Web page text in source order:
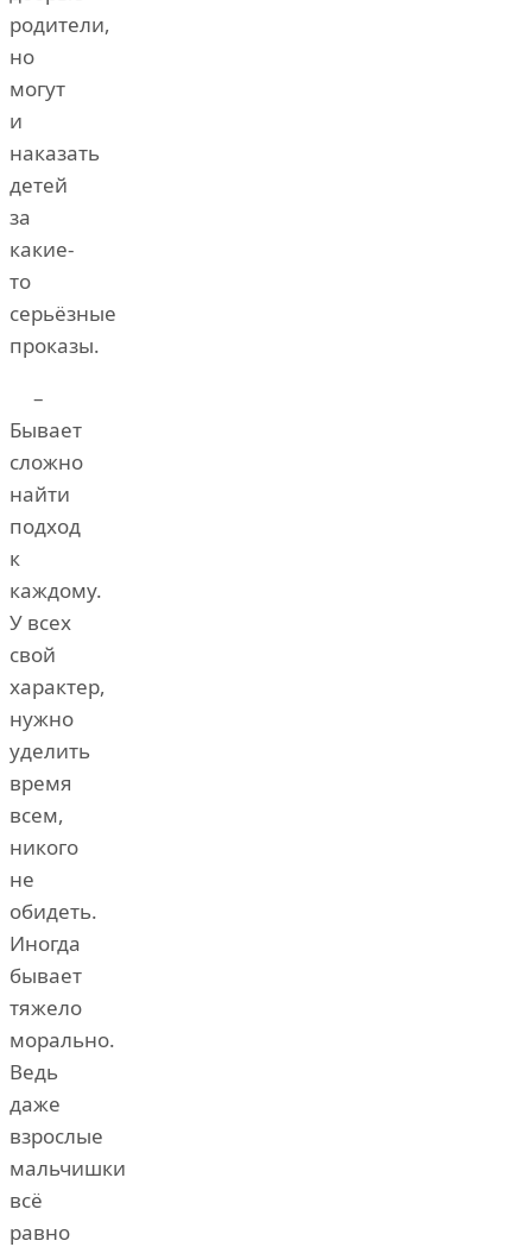
родители,
но
могут
и
наказать
детей
за
какие-
то
серьёзные
проказы.
–
Бывает
сложно
найти
подход
к
каждому.
У всех
свой
характер,
нужно
уделить
время
всем,
никого
не
обидеть.
Иногда
бывает
тяжело
морально.
Ведь
даже
взрослые
мальчишки
всё
равно